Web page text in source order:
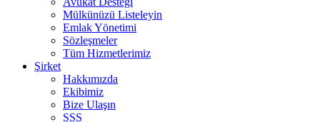
Mülkünüzü Listeleyin
Emlak Yönetimi
Sözleşmeler
Tüm Hizmetlerimiz
Şirket
Hakkımızda
Ekibimiz
Bize Ulaşın
SSS